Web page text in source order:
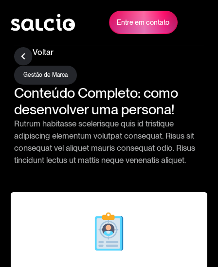
Entre em contato
Voltar
Gestão de Marca
Conteúdo Completo: como
desenvolver uma persona!
Rutrum habitasse scelerisque quis id tristique
adipiscing elementum volutpat consequat. Risus sit
consequat vel aliquet mauris consequat odio. Risus
tincidunt lectus ut mattis neque venenatis aliquet.